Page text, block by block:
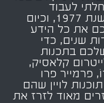
לעבוד
כגרפיקאי בעיתון מקומי בעכו בשנת 1977, וכיום
את כל הידע
שנים, כדי
בתכנות
קלאסיק,
פרמייר פרו
לויין שהם
מאוד לזרז את